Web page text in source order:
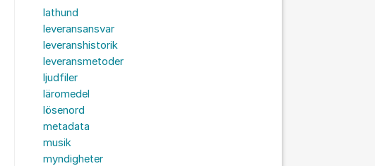
lathund
leveransansvar
leveranshistorik
leveransmetoder
ljudfiler
läromedel
lösenord
metadata
musik
myndigheter